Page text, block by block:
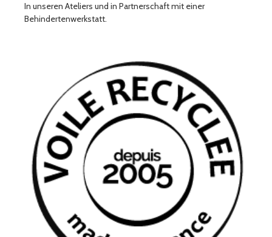
In unseren Ateliers und in Partnerschaft mit einer
Behindertenwerkstatt.